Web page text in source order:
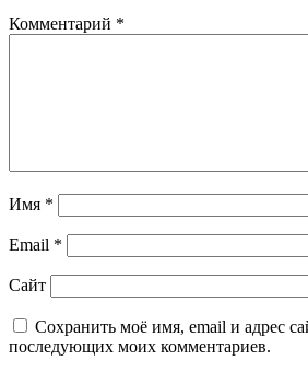
Комментарий *
Имя *
Email *
Сайт
Сохранить моё имя, email и адрес
последующих моих комментариев.